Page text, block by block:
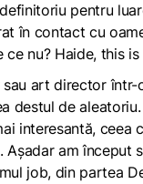
pentru
în contact cu
ce nu? Haide, this
sau art directorîntr-
destul de
interesantă, ceea
Așadar am început
job, din partea